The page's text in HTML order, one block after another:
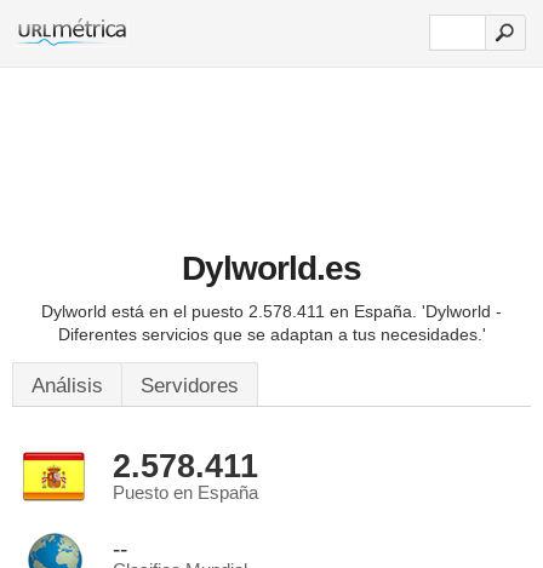
Dylworld.es
Dylworld está en el puesto 2.578.411 en España. 'Dylworld -
Diferentes servicios que se adaptan a tus necesidades.'
Análisis Servidores
2.578.411
Puesto en España
--